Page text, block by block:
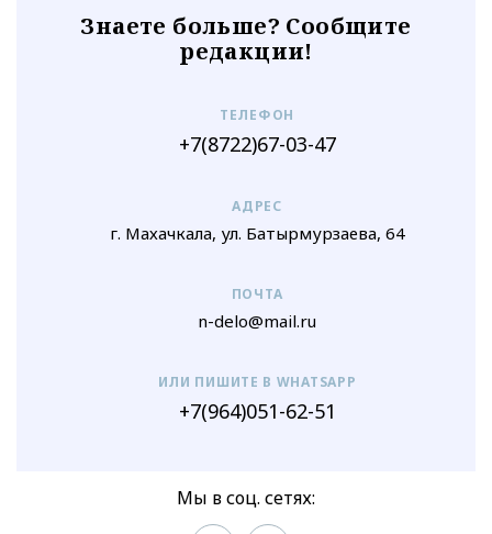
Знаете больше? Сообщите
редакции!
ТЕЛЕФОН
+7(8722)67-03-47
АДРЕС
г. Махачкала, ул. Батырмурзаева, 64
ПОЧТА
n-delo@mail.ru
ИЛИ ПИШИТЕ В WHATSAPP
+7(964)051-62-51
Мы в соц. сетях: